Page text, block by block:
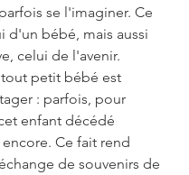
se l'imaginer. Ce
d'un bébé, mais aussi
celui de l'avenir.
petit bébé est
: parfois, pour
enfant décédé
Ce fait rend
de souvenirs de